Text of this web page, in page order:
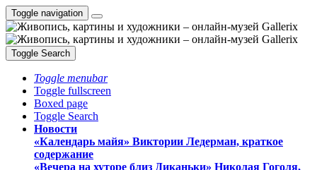
Toggle navigation
Toggle Search
Toggle menubar
Toggle fullscreen
Boxed page
Toggle Search
Новости
«Календарь майя» Виктории Ледерман, краткое
содержание
«Вечера на хуторе близ Диканьки» Николая Гоголя,